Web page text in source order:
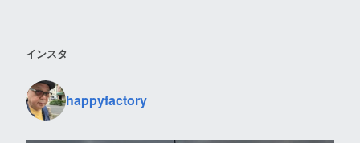
インスタ
happyfactory